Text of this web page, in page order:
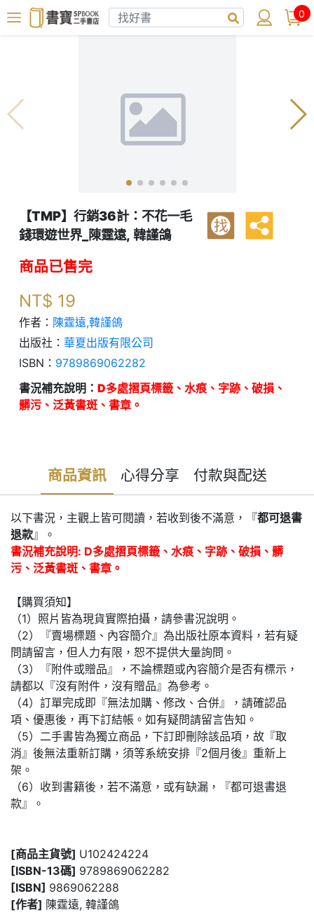
0
【TMP】行銷36計：不花一毛
錢環遊世界_陳霆遠, 韓謹鴿
找
商品已售完
NT$ 19
作者： 陳霆遠,韓謹鴿
出版社： 華夏出版有限公司
ISBN： 9789869062282
書況補充說明： D多處摺頁標籤、水痕、字跡、破損、
髒污、泛黃書斑、書章。
商品資訊 心得分享 付款與配送
以下書況，主觀上皆可閱讀，若收到後不滿意，『都可退書
退款』。
書況補充說明: D多處摺頁標籤、水痕、字跡、破損、髒
污、泛黃書斑、書章。
【購買須知】
（1）照片皆為現貨實際拍攝，請參書況說明。
（2）『賣場標題、內容簡介』為出版社原本資料，若有疑
問請留言，但人力有限，恕不提供大量詢問。
（3）『附件或贈品』，不論標題或內容簡介是否有標示，
請都以『沒有附件，沒有贈品』為參考。
（4）訂單完成即『無法加購、修改、合併』，請確認品
項、優惠後，再下訂結帳。如有疑問請留言告知。
（5）二手書皆為獨立商品，下訂即刪除該品項，故『取
消』後無法重新訂購，須等系統安排『2個月後』重新上
架。
（6）收到書籍後，若不滿意，或有缺漏，『都可退書退
款』。
[商品主貨號] U102424224
[ISBN-13碼] 9789869062282
[ISBN] 9869062288
[作者] 陳霆遠, 韓謹鴿